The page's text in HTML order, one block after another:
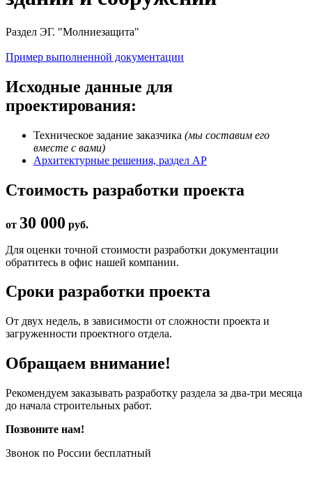
Раздел ЭГ. "Молниезащита"
Пример выполненной документации
Исходные данные для
проектирования:
Техническое задание заказчика (мы составим его
вместе с вами)
Архитектурные решения, раздел АР
Стоимость разработки проекта
от 30 000 руб.
Для оценки точной стоимости разработки документации
обратитесь в офис нашей компании.
Сроки разработки проекта
От двух недель, в зависимости от сложности проекта и
загруженности проектного отдела.
Обращаем внимание!
Рекомендуем заказывать разработку раздела за два-три месяца
до начала строительных работ.
Позвоните нам!
Звонок по России бесплатный